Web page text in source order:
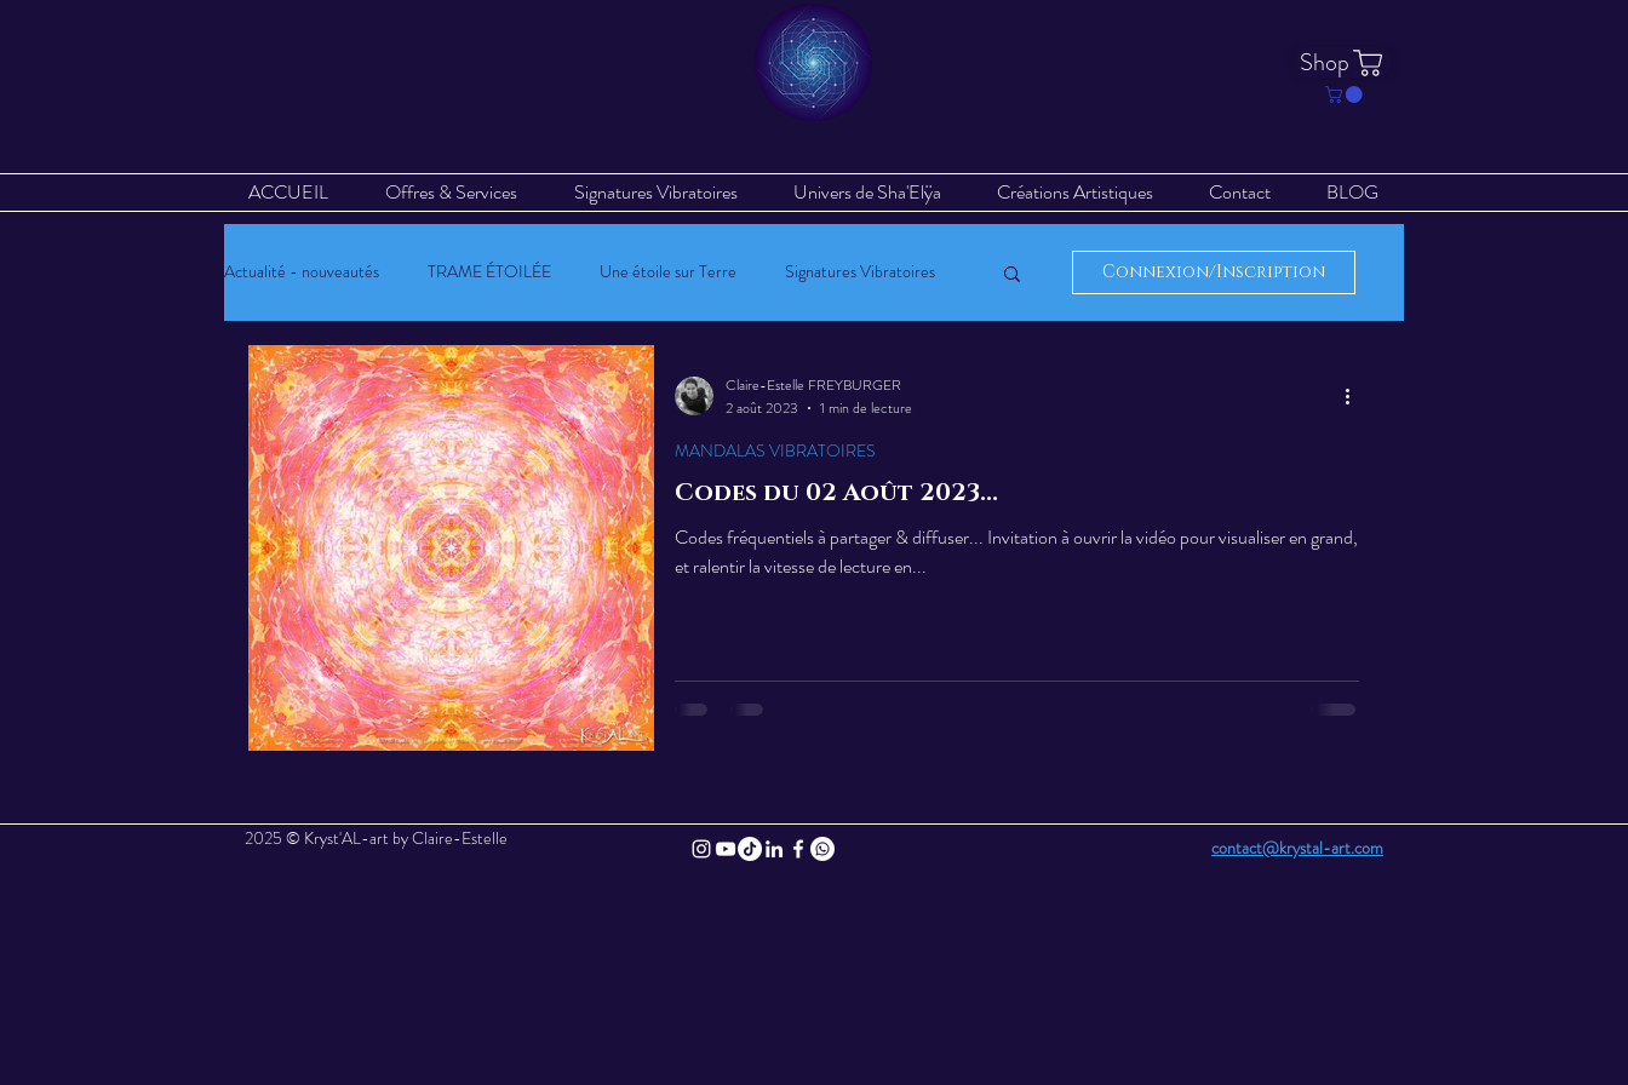
Shop
ACCUEIL Offres & Services Signatures Vibratoires Univers de Sha'Elÿa Créations Artistiques Contact BLOG
Actualité - nouveautés TRAME ÉTOILÉE Une étoile sur Terre Signatures Vibratoires
Mandalas Vibratoires Calendrier Avent 2023
Oracle Kryst'AL-art Evènements TRANSMISSION VIBRATOIRE
Connexion/Inscription
Codes du 02 Août 2023...
Codes fréquentiels à partager & diffuser... Invitation à ouvrir la vidéo pour visualiser en grand,
et ralentir la vitesse de lecture en...
MANDALAS VIBRATOIRES
Claire-Estelle FREYBURGER
2 août 2023
1 min de lecture
2025 © Kryst'AL-art by Claire-Estelle contact@krystal-art.com